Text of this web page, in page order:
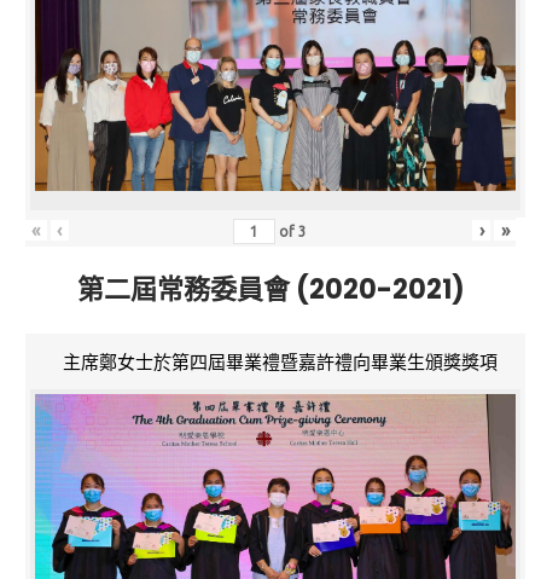
« ‹ of3 › »
第二屆常務委員會 (2020-2021)
主席鄭女士於第四屆畢業禮暨嘉許禮向畢業生頒獎獎項